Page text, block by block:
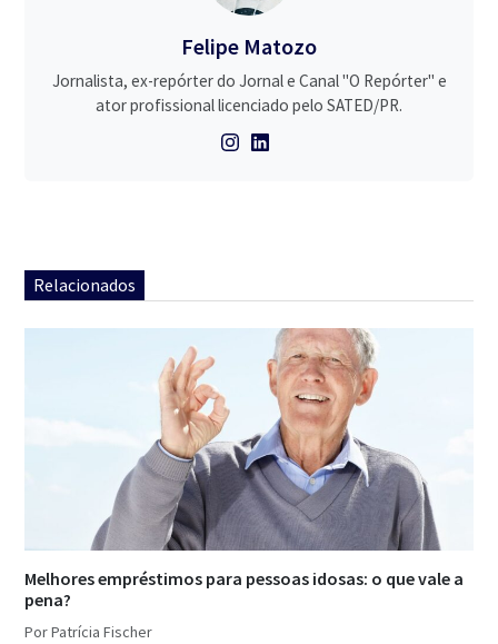
Felipe Matozo
Jornalista, ex-repórter do Jornal e Canal "O Repórter" e
ator profissional licenciado pelo SATED/PR.
Relacionados
Melhores empréstimos para pessoas idosas: o que vale a
pena?
Por Patrícia Fischer